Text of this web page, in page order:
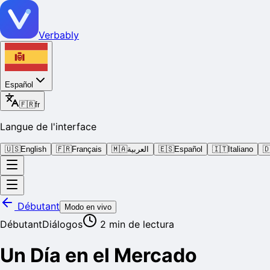
Verbably
Español
🇫🇷fr
Langue de l'interface
🇺🇸English 🇫🇷Français 🇲🇦العربية 🇪🇸Español 🇮🇹Italiano
Débutant Modo en vivo
DébutantDiálogos 2 min de lectura
Un Día en el Mercado